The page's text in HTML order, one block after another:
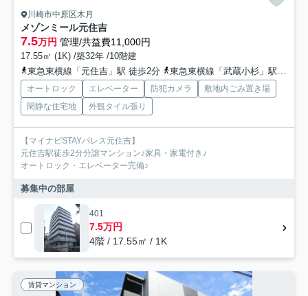
川崎市中原区木月
メゾンミール元住吉
7.5万円 管理/共益費11,000円
17.55㎡ (1K) /築32年 /10階建
東急東横線「元住吉」駅 徒歩2分
東急東横線「武蔵小杉」駅 徒歩19分
オートロック エレベーター 防犯カメラ
敷地内ごみ置き場
閑静な住宅地
外観タイル張り
【マイナビSTAYパレス元住吉】
元住吉駅徒歩2分分譲マンション♪家具・家電付き♪
オートロック・エレベーター完備♪
募集中の部屋
401
7.5万円
4階 / 17.55㎡ / 1K
賃貸マンション